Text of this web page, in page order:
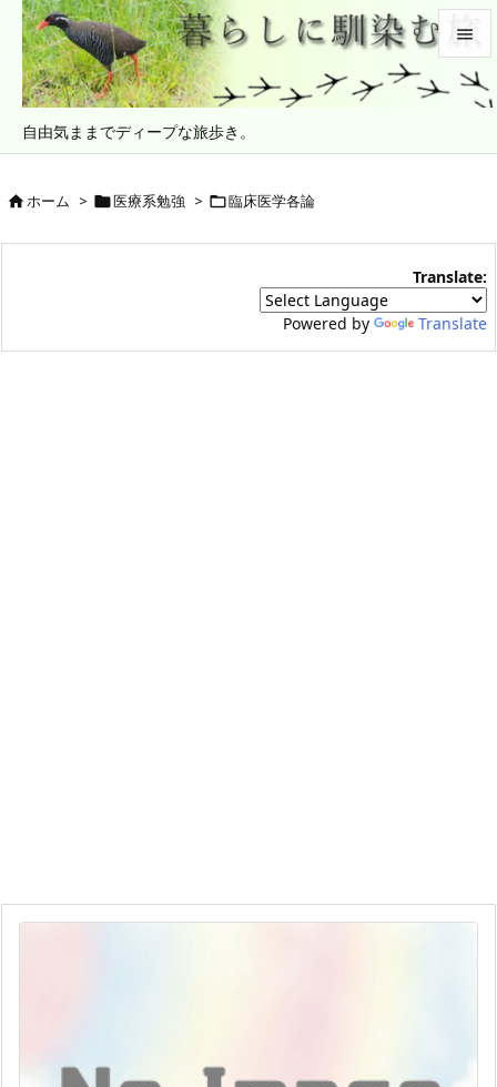
自由気ままでディープな旅歩き。


メニュ
次へ

ホーム > 医療系勉強 > 臨床医学各論
Translate:
Powered by Translate